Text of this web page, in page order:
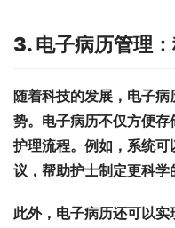
3. 电子病历管理
随着科技的发展，电子
势。电子病历不仅方便
护理流程。例如，系统
议，帮助护士制定更科学
此外，电子病历还可以